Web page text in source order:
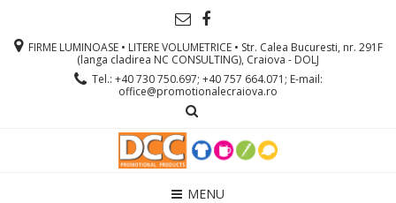
FIRME LUMINOASE • LITERE VOLUMETRICE • Str. Calea Bucuresti, nr. 291F
(langa cladirea NC CONSULTING), Craiova - DOLJ
Tel.: +40 730 750.697; +40 757 664.071; E-mail:
office@promotionalecraiova.ro
MENU